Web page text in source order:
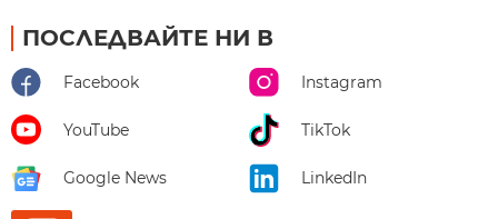
ПОСЛЕДВАЙТЕ НИ В
Facebook Instagram
YouTube TikTok
Google News LinkedIn